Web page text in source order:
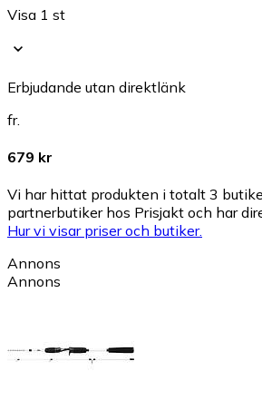
Visa 1 st
Erbjudande utan direktlänk
fr.
679 kr
Vi har hittat produkten i totalt 3
partnerbutiker hos Prisjakt och har
Hur vi visar priser och butiker.
Annons
Annons